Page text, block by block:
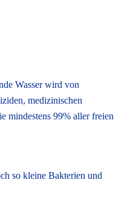
Wasser wird von
medizinischen
mindestens 99% aller freien
so kleine Bakterien und